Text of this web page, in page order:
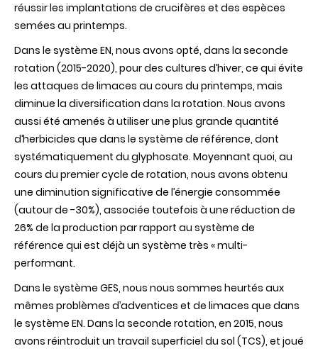
réussir les implantations de crucifères et des espèces
semées au printemps.
Dans le système EN, nous avons opté, dans la seconde
rotation (2015-2020), pour des cultures d’hiver, ce qui évite
les attaques de limaces au cours du printemps, mais
diminue la diversification dans la rotation. Nous avons
aussi été amenés à utiliser une plus grande quantité
d’herbicides que dans le système de référence, dont
systématiquement du glyphosate. Moyennant quoi, au
cours du premier cycle de rotation, nous avons obtenu
une diminution significative de l’énergie consommée
(autour de -30%), associée toutefois à une réduction de
26% de la production par rapport au système de
référence qui est déjà un système très « multi-
performant.
Dans le système GES, nous nous sommes heurtés aux
mêmes problèmes d’adventices et de limaces que dans
le système EN. Dans la seconde rotation, en 2015, nous
avons réintroduit un travail superficiel du sol (TCS), et joué